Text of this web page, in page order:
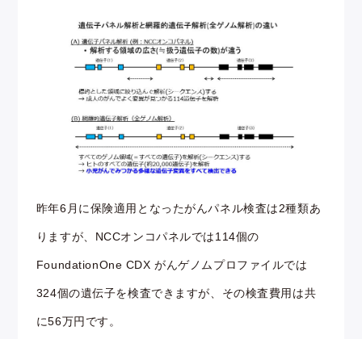
昨年6月に保険適用となったがんパネル検査は2種類あ
りますが、NCCオンコパネルでは114個の
FoundationOne CDX がんゲノムプロファイルでは
324個の遺伝子を検査できますが、その検査費用は共
に56万円です。